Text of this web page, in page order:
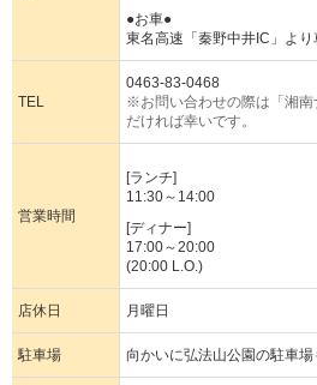
●お車●
東名高速「秦野中井IC」よ
TEL
0463-83-0468
※お問い合わせの際は「湘南
だければ幸いです。
営業時間
[ランチ]
11:30～14:00
[ディナー]
17:00～20:00
(20:00 L.O.)
店休日 月曜日
駐車場 向かいに弘法山公園の駐車場